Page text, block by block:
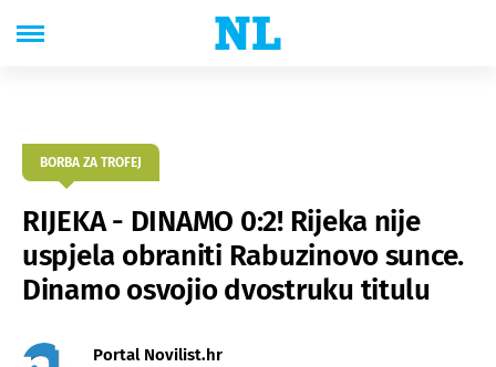
BORBA ZA TROFEJ
RIJEKA - DINAMO 0:2! Rijeka nije
uspjela obraniti Rabuzinovo sunce.
Dinamo osvojio dvostruku titulu
Portal Novilist.hr